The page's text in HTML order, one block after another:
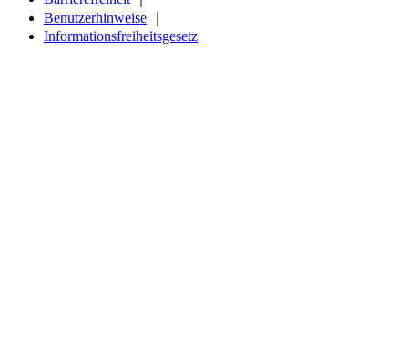
Benutzerhinweise
Informationsfreiheitsgesetz